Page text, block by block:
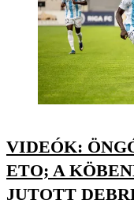
VIDEÓK:
ETO; A
JUTOTT